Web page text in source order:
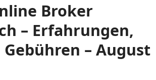
Broker
– Erfahrungen,
– August